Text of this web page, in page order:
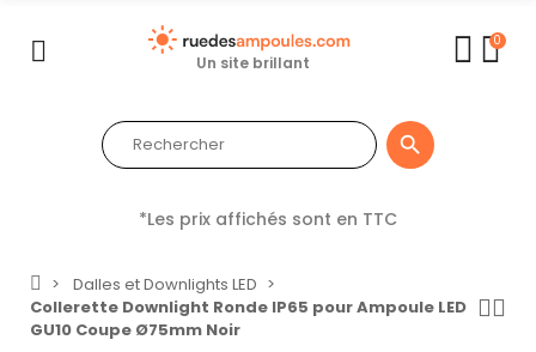
Un site brillant
0

*Les prix affichés sont en TTC
Dalles et Downlights LED
Collerette Downlight Ronde IP65 pour Ampoule LED
GU10 Coupe Ø75mm Noir